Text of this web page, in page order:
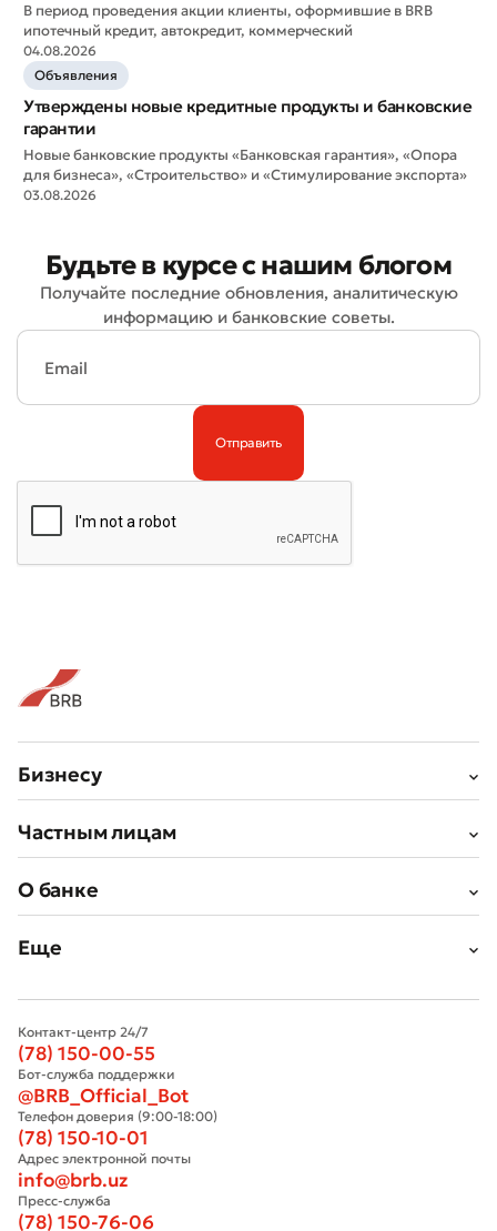
* Все поля обязательны для заполнения
Отправить
В период проведения акции клиенты, оформившие в BRB
ипотечный кредит, автокредит, коммерческий
04.08.2026
Объявления
Утверждены новые кредитные продукты и банковские
гарантии
Новые банковские продукты «Банковская гарантия», «Опора
для бизнеса», «Строительство» и «Стимулирование экспорта»
03.08.2026
Будьте в курсе с нашим блогом
Получайте последние обновления, аналитическую
информацию и банковские советы.
Бизнесу
Частным лицам
О банке
Еще
Контакт-центр 24/7
(78) 150-00-55
Бот-служба поддержки
@BRB_Official_Bot
Телефон доверия (9:00-18:00)
(78) 150-10-01
Адрес электронной почты
info@brb.uz
Пресс-служба
(78) 150-76-06